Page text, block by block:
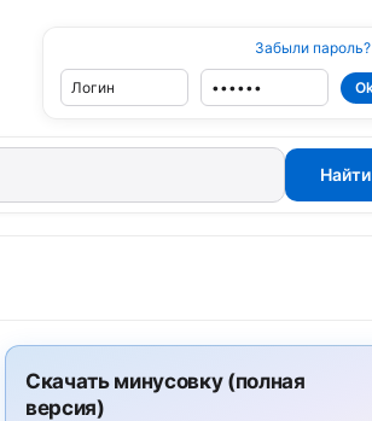
Забыли пароль?
Скачать минусовку (полная
версия)